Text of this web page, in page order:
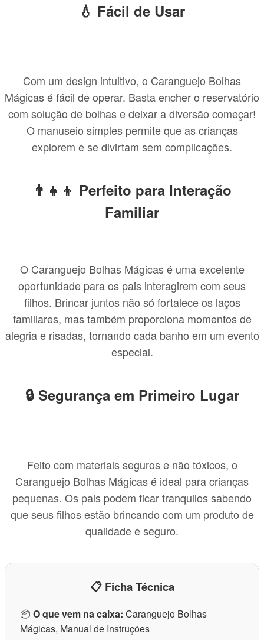
💧 Fácil de Usar
Com um design intuitivo, o Caranguejo Bolhas
Mágicas é fácil de operar. Basta encher o reservatório
com solução de bolhas e deixar a diversão começar!
O manuseio simples permite que as crianças
explorem e se divirtam sem complicações.
👨‍👧‍👦 Perfeito para Interação
Familiar
O Caranguejo Bolhas Mágicas é uma excelente
oportunidade para os pais interagirem com seus
filhos. Brincar juntos não só fortalece os laços
familiares, mas também proporciona momentos de
alegria e risadas, tornando cada banho em um evento
especial.
🔒 Segurança em Primeiro Lugar
Feito com materiais seguros e não tóxicos, o
Caranguejo Bolhas Mágicas é ideal para crianças
pequenas. Os pais podem ficar tranquilos sabendo
que seus filhos estão brincando com um produto de
qualidade e seguro.
📋 Ficha Técnica
📦 O que vem na caixa: Caranguejo Bolhas
Mágicas, Manual de Instruções